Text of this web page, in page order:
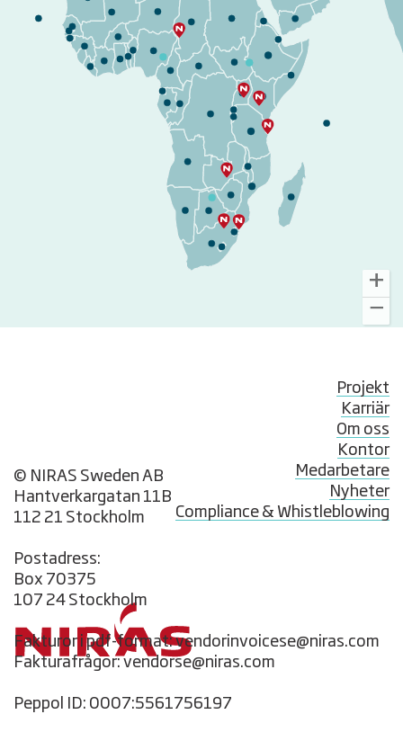
© NIRAS Sweden AB
Hantverkargatan 11B
112 21 Stockholm
Postadress:
Box 70375
107 24 Stockholm
Fakturor i pdf-format: vendorinvoicese@niras.com
Fakturafrågor: vendorse@niras.com
Peppol ID: 0007:5561756197
Projekt
Karriär
Om oss
Kontor
Medarbetare
Nyheter
Compliance & Whistleblowing